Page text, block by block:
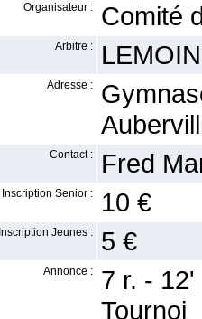
Organisateur : Comité
Arbitre :
Adresse :
Contact : Fred
Inscription Senior : 10 €
Inscription Jeunes : 5 €
Annonce :
7 r. -